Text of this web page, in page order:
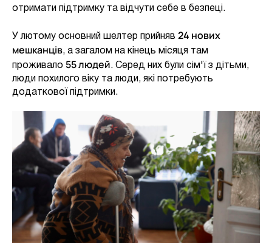
отримати підтримку та відчути себе в безпеці.
У лютому основний шелтер прийняв 24 нових
мешканців, а загалом на кінець місяця там
проживало 55 людей. Серед них були сім'ї з дітьми,
люди похилого віку та люди, які потребують
додаткової підтримки.